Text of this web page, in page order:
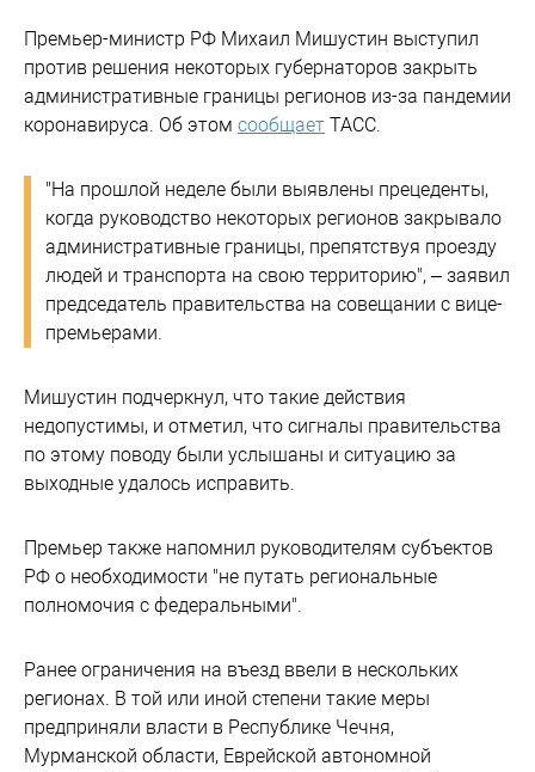
Премьер-министр РФ Михаил Мишустин выступил
против решения некоторых губернаторов закрыть
административные границы регионов из-за пандемии
коронавируса. Об этом сообщает ТАСС.
"На прошлой неделе были выявлены прецеденты,
когда руководство некоторых регионов закрывало
административные границы, препятствуя проезду
людей и транспорта на свою территорию", – заявил
председатель правительства на совещании с вице-
премьерами.
Мишустин подчеркнул, что такие действия
недопустимы, и отметил, что сигналы правительства
по этому поводу были услышаны и ситуацию за
выходные удалось исправить.
Премьер также напомнил руководителям субъектов
РФ о необходимости "не путать региональные
полномочия с федеральными".
Ранее ограничения на въезд ввели в нескольких
регионах. В той или иной степени такие меры
предприняли власти в Республике Чечня,
Мурманской области, Еврейской автономной